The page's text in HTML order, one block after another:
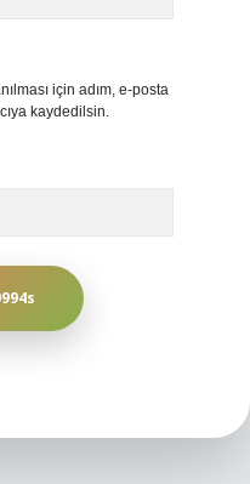
için adım, e-posta
kaydedilsin.